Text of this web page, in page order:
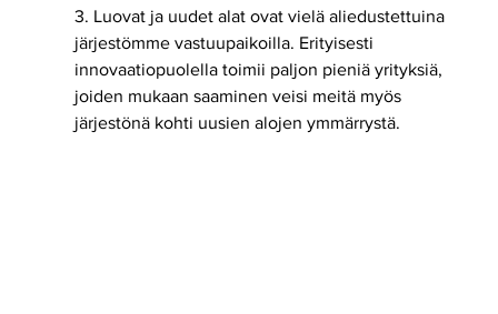
3. Luovat ja uudet alat ovat vielä aliedustettuina
järjestömme vastuupaikoilla. Erityisesti
innovaatiopuolella toimii paljon pieniä yrityksiä,
joiden mukaan saaminen veisi meitä myös
järjestönä kohti uusien alojen ymmärrystä.